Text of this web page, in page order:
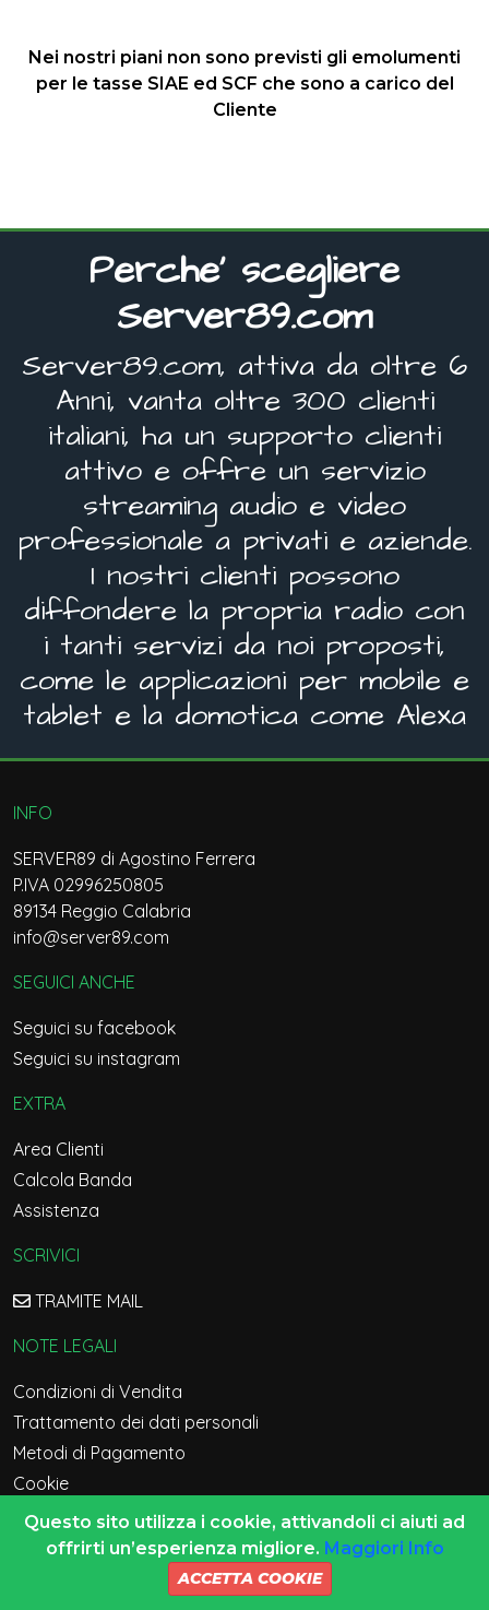
Nei nostri piani non sono previsti gli emolumenti
per le tasse SIAE ed SCF che sono a carico del
Cliente
Perche' scegliere
Server89.com
Server89.com, attiva da oltre 6
Anni, vanta oltre 300 clienti
italiani, ha un supporto clienti
attivo e offre un servizio
streaming audio e video
professionale a privati e aziende.
I nostri clienti possono
diffondere la propria radio con
i tanti servizi da noi proposti,
come le applicazioni per mobile e
tablet e la domotica come Alexa
INFO
SERVER89 di Agostino Ferrera
P.IVA 02996250805
89134 Reggio Calabria
info@server89.com
SEGUICI ANCHE
Seguici su facebook
Seguici su instagram
EXTRA
Area Clienti
Calcola Banda
Assistenza
SCRIVICI
TRAMITE MAIL
NOTE LEGALI
Condizioni di Vendita
Trattamento dei dati personali
Metodi di Pagamento
Cookie
Manutenzione
Versione Sito 2026
Copyright © 2017. SERVER89.COM P.IVA 02996250805
Questo sito utilizza i cookie, attivandoli ci aiuti ad
offrirti un’esperienza migliore. Maggiori Info
ACCETTA COOKIE